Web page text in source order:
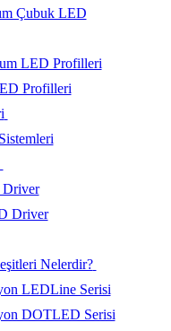
Çubuk LED
LED Profilleri
Profilleri
Driver
Nelerdir?
LEDLine Serisi
DOTLED Serisi